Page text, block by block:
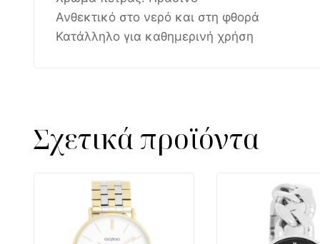
Ανθεκτικό στο νερό και στη φθορά
Κατάλληλο για καθημερινή χρήση
Σχετικά προϊόντα